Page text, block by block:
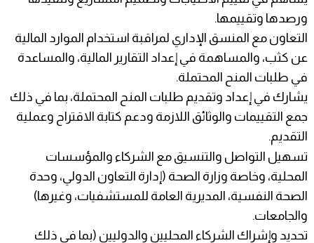
ورصدها وتقييمها.
التعاون مع المنسق الإداري لمراقبة استخدام الموارد المالية
عن كثب، والمساهمة في إعداد التقارير المالية، والمساعدة
في طلبات المنح المحتملة.
يشارك في إعداد وتقديم طلبات المنح المحتملة، بما في ذلك
جمع التقييمات والوثائق اللازمة ودعم كتابة الاقتراح وعملية
التقديم.
تسهيل التواصل والتنسيق مع الشركاء والمؤسسات
المحلية، وخاصة وزارة الصحة (إدارة التعاون الدولي، وحدة
الصحة النفسية، المديرية العامة للمستشفيات، وغيرها)
والجامعات.
تحديد وإشراك الشركاء المحليين والدوليين (بما في ذلك